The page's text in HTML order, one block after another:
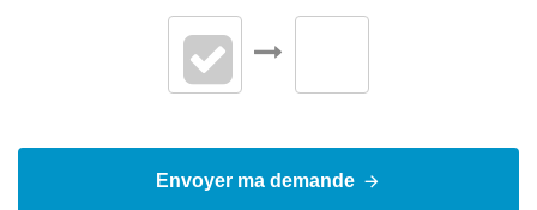
Envoyer ma demande